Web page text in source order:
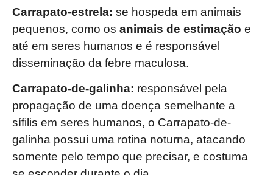
Carrapato-estrela: se hospeda em animais
pequenos, como os animais de estimação e
até em seres humanos e é responsável
disseminação da febre maculosa.
Carrapato-de-galinha: responsável pela
propagação de uma doença semelhante a
sífilis em seres humanos, o Carrapato-de-
galinha possui uma rotina noturna, atacando
somente pelo tempo que precisar, e costuma